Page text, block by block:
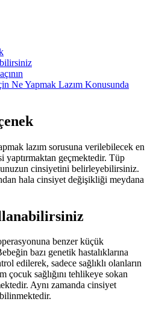
Ne Yapmak Lazım Konusunda
lazım sorusuna verilebilecek en
yaptırmaktan geçmektedir. Tüp
cinsiyetini belirleyebilirsiniz.
hala cinsiyet değişikliği meydana
benzer küçük
bazı genetik hastalıklarına
edilerek, sadece sağlıklı olanların
çocuk sağlığını tehlikeye sokan
Aynı zamanda cinsiyet